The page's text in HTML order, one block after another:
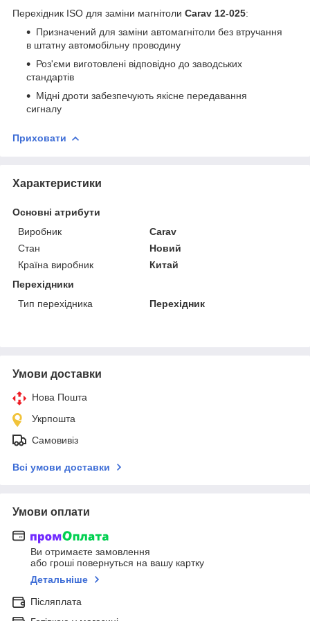
Перехідник ISO для заміни магнітоли Carav 12-025:
Призначений для заміни автомагнітоли без втручання
в штатну автомобільну проводину
Роз'єми виготовлені відповідно до заводських
стандартів
Мідні дроти забезпечують якісне передавання
сигналу
Приховати
Характеристики
Основні атрибути
Виробник
Carav
Стан
Новий
Країна виробник
Китай
Перехідники
Тип перехідника
Перехідник
Умови доставки
Нова Пошта
Укрпошта
Самовивіз
Всі умови доставки
Умови оплати
Ви отримаєте замовлення
або гроші повернуться на вашу картку
Детальніше
Післяплата